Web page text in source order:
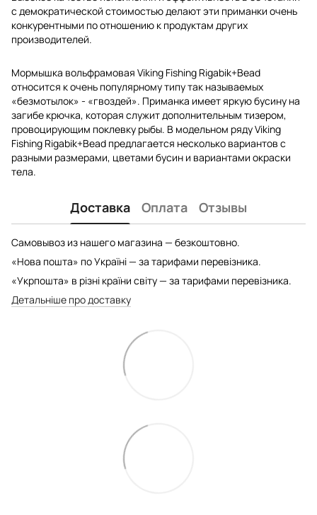
с демократической стоимостью делают эти приманки очень
конкурентными по отношению к продуктам других
производителей.
Мормышка вольфрамовая Viking Fishing Rigabik+Bead
относится к очень популярному типу так называемых
«безмотылок» - «гвоздей». Приманка имеет яркую бусину на
загибе крючка, которая служит дополнительным тизером,
провоцирующим поклевку рыбы. В модельном ряду Viking
Fishing Rigabik+Bead предлагается несколько вариантов с
разными размерами, цветами бусин и вариантами окраски
тела.
Доставка Оплата Отзывы
Самовывоз из нашего магазина — безкоштовно.
«Нова пошта» по Україні — за тарифами перевізника.
«Укрпошта» в різні країни світу — за тарифами перевізника.
Детальніше про доставку